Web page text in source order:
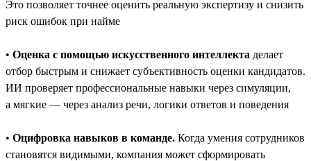
Это позволяет точнее оценить реальную экспертизу и снизить
риск ошибок при найме
• Оценка с помощью искусственного интеллекта делает
отбор быстрым и снижает субъективность оценки кандидатов.
ИИ проверяет профессиональные навыки через симуляции,
а мягкие — через анализ речи, логики ответов и поведения
• Оцифровка навыков в команде. Когда умения сотрудников
становятся видимыми, компания может сформировать